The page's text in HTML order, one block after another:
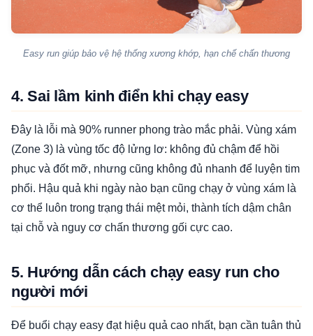
Easy run giúp bảo vệ hệ thống xương khớp, hạn chế chấn thương
4. Sai lầm kinh điển khi chạy easy
Đây là lỗi mà 90% runner phong trào mắc phải. Vùng xám
(Zone 3) là vùng tốc độ lửng lơ: không đủ chậm để hồi
phục và đốt mỡ, nhưng cũng không đủ nhanh để luyện tim
phổi. Hậu quả khi ngày nào bạn cũng chạy ở vùng xám là
cơ thể luôn trong trạng thái mệt mỏi, thành tích dậm chân
tại chỗ và nguy cơ chấn thương gối cực cao.
5. Hướng dẫn cách chạy easy run cho
người mới
Để buổi chạy easy đạt hiệu quả cao nhất, bạn cần tuân thủ